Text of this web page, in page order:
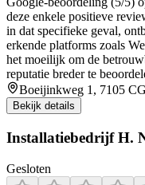
deze enkele positieve
in dat specifieke geval,
erkende platforms zoals
het moeilijk om de
reputatie breder te
Boeijinkweg 1, 7105
Bekijk details
Installatiebedrijf H.
Gesloten